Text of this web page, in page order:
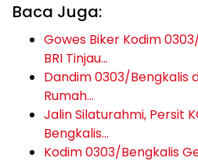
Baca Juga:
Gowes Biker Kodim
BRI Tinjau…
Dandim 0303/Bengkalis
Rumah…
Jalin Silaturahmi, Persit
Bengkalis…
Kodim 0303/Bengkalis